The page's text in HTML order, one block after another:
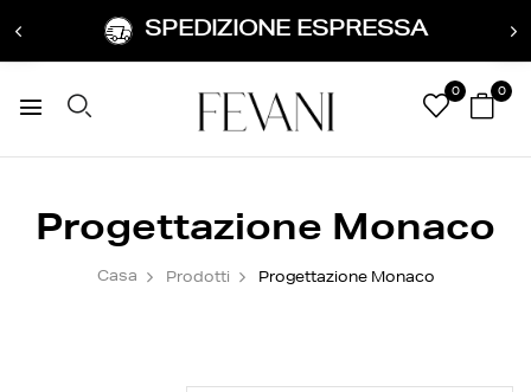
SPEDIZIONE ESPRESSA
0 0
Progettazione Monaco
Casa Prodotti Progettazione Monaco